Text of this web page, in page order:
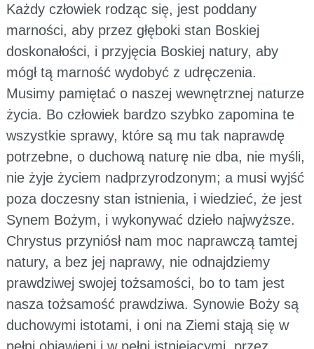
Każdy człowiek rodząc się, jest poddany
marności, aby przez głęboki stan Boskiej
doskonałości, i przyjęcia Boskiej natury, aby
mógł tą marność wydobyć z udręczenia.
Musimy pamiętać o naszej wewnętrznej naturze
życia. Bo człowiek bardzo szybko zapomina te
wszystkie sprawy, które są mu tak naprawdę
potrzebne, o duchową naturę nie dba, nie myśli,
nie żyje życiem nadprzyrodzonym; a musi wyjść
poza doczesny stan istnienia, i wiedzieć, że jest
Synem Bożym, i wykonywać dzieło najwyższe.
Chrystus przyniósł nam moc naprawczą tamtej
natury, a bez jej naprawy, nie odnajdziemy
prawdziwej swojej tożsamości, bo to tam jest
nasza tożsamość prawdziwa. Synowie Boży są
duchowymi istotami, i oni na Ziemi stają się w